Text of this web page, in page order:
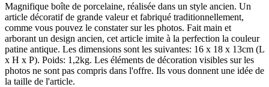
Magnifique boîte de porcelaine, réalisée dans un style ancien. Un
article décoratif de grande valeur et fabriqué traditionnellement,
comme vous pouvez le constater sur les photos. Fait main et
arborant un design ancien, cet article imite à la perfection la couleur
patine antique. Les dimensions sont les suivantes: 16 x 18 x 13cm (L
x H x P). Poids: 1,2kg. Les éléments de décoration visibles sur les
photos ne sont pas compris dans l'offre. Ils vous donnent une idée de
la taille de l'article.